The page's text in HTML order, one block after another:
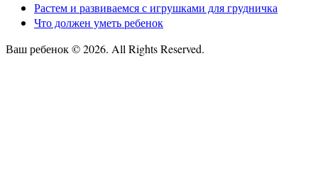
Растем и развиваемся с игрушками для грудничка
Что должен уметь ребенок
Ваш ребенок © 2026. All Rights Reserved.